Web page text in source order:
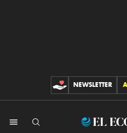
CONTRIBUCIONES
NEWSLETTER